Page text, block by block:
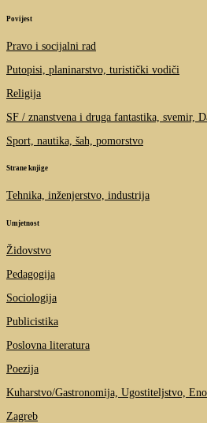
Povijest
Pravo i socijalni rad
Putopisi, planinarstvo, turistički vodiči
Religija
SF / znanstvena i druga fantastika, svemir,
Sport, nautika, šah, pomorstvo
Strane knjige
Tehnika, inženjerstvo, industrija
Umjetnost
Židovstvo
Pedagogija
Sociologija
Publicistika
Poslovna literatura
Poezija
Kuharstvo/Gastronomija, Ugostiteljstvo,
Zagreb